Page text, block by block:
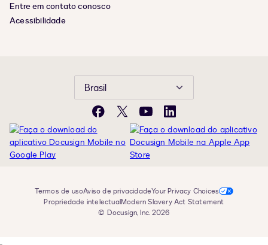
Entre em contato conosco
Acessibilidade
Brasil
Facebook
X YouTubeLinkedIn
Termos de usoAviso de privacidadeYour Privacy Choices
Propriedade intelectualModern Slavery Act Statement
© Docusign, Inc. 2026